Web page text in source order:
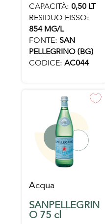
CAPACITÀ: 0,50 LT
RESIDUO FISSO:
854 MG/L
FONTE: SAN
PELLEGRINO (BG)
CODICE: AC044
Acqua
SANPELLEGRIN
O 75 cl